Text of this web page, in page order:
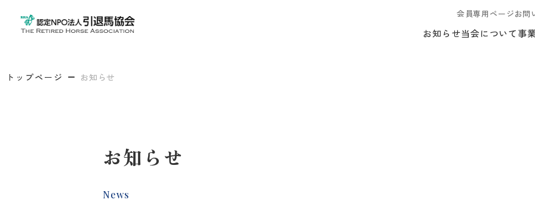
会員専用ページお問
お知らせ当会について事
トップページ お知らせ
お知らせ
News